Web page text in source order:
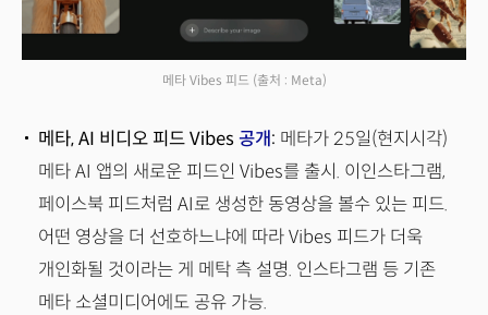
메타 Vibes 피드 (출처 : Meta)
메타, AI 비디오 피드 Vibes공개: 메타가 25일(현지시각)
메타 AI 앱의 새로운 피드인 Vibes를 출시. 이인스타그램,
페이스북 피드처럼 AI로 생성한 동영상을 볼수 있는 피드.
어떤 영상을 더 선호하느냐에 따라 Vibes 피드가 더욱
개인화될 것이라는 게 메탁 측 설명. 인스타그램 등 기존
메타 소셜미디어에도 공유 가능.